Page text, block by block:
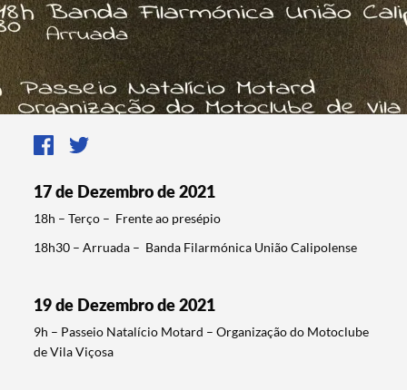
17 de Dezembro de 2021
18h – Terço – Frente ao presépio
18h30 – Arruada – Banda Filarmónica União Calipolense
19 de Dezembro de 2021
9h – Passeio Natalício Motard – Organização do Motoclube
de Vila Viçosa